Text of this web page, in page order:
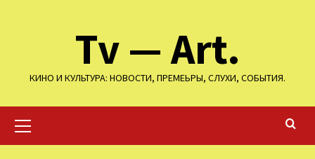
Tv — Art.
КИНО И КУЛЬТУРА: НОВОСТИ, ПРЕМЕЬРЫ, СЛУХИ, СОБЫТИЯ.
меню